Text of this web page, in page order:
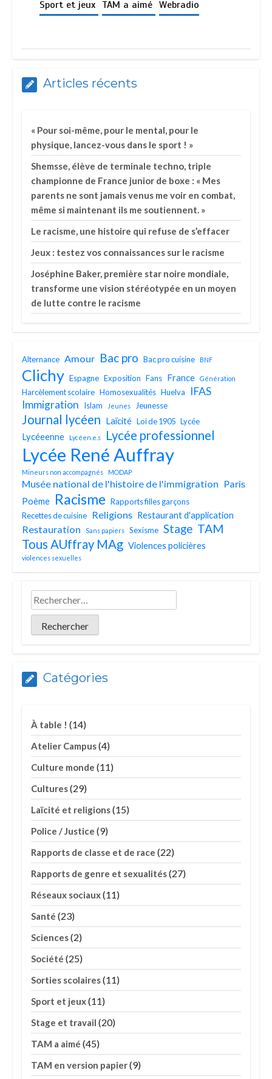
Sport et jeux TAM a aimé Webradio
Articles récents
« Pour soi-même, pour le mental, pour le
physique, lancez-vous dans le sport ! »
Shemsse, élève de terminale techno, triple
championne de France junior de boxe : « Mes
parents ne sont jamais venus me voir en combat,
même si maintenant ils me soutiennent. »
Le racisme, une histoire qui refuse de s’effacer
Jeux : testez vos connaissances sur le racisme
Joséphine Baker, première star noire mondiale,
transforme une vision stéréotypée en un moyen
de lutte contre le racisme
Alternance Amour Bac pro Bac pro cuisine BNF
Clichy Espagne Exposition Fans France Génération
Harcèlement scolaire Homosexualités Huelva
IFAS
Immigration
Islam Jeunes Jeunesse
Journal lycéen Laïcité Loi de 1905 Lycée
Lycéeenne Lycéen.e.s Lycée professionnel
Lycée René Auffray
Mineurs non accompagnés MODAP
Musée national de l'histoire de l'immigration Paris
Poème Racisme Rapports filles garçons
Recettes de cuisine
Religions Restaurant d'application
Restauration Sans papiers Sexisme Stage TAM
Tous AUffray MAg Violences policières
violences sexuelles
Catégories
À table ! (14)
Atelier Campus(4)
Culture monde (11)
Cultures(29)
Laïcité et religions(15)
Police / Justice (9)
Rapports de classe et de race (22)
Rapports de genre et sexualités(27)
Réseaux sociaux(11)
Santé (23)
Sciences(2)
Société (25)
Sorties scolaires(11)
Sport et jeux(11)
Stage et travail (20)
TAM a aimé (45)
TAM en version papier(9)